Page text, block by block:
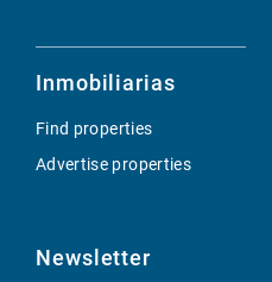
Inmobiliarias
Find properties
Advertise properties
Newsletter